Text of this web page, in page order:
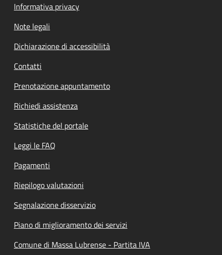
Informativa privacy
Note legali
Dichiarazione di accessibilità
Contatti
Prenotazione appuntamento
Richiedi assistenza
Statistiche del portale
Leggi le FAQ
Pagamenti
Riepilogo valutazioni
Segnalazione disservizio
Piano di miglioramento dei servizi
Comune di Massa Lubrense - Partita IVA